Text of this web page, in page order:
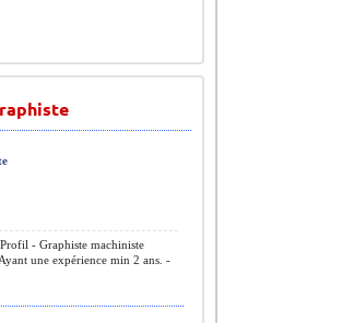
- Graphiste machiniste
une expérience min 2 ans. -